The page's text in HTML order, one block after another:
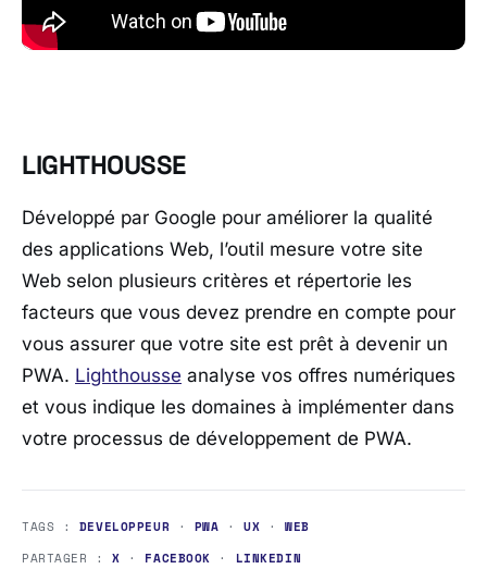
LIGHTHOUSSE
Développé par Google pour améliorer la qualité
des applications Web, l’outil mesure votre site
Web selon plusieurs critères et répertorie les
facteurs que vous devez prendre en compte pour
vous assurer que votre site est prêt à devenir un
PWA. Lighthousse analyse vos offres numériques
et vous indique les domaines à implémenter dans
votre processus de développement de PWA.
TAGS : DEVELOPPEUR · PWA ·UX · WEB
PARTAGER :X · FACEBOOK · LINKEDIN